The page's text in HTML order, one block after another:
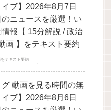
ブ】2026年8月7日
のニュースを厳選！い
報【 15分解説 / 政治
画 】をテキスト要約
テキスト要約
動画を見る時間の無
ブ】2026年8月6日